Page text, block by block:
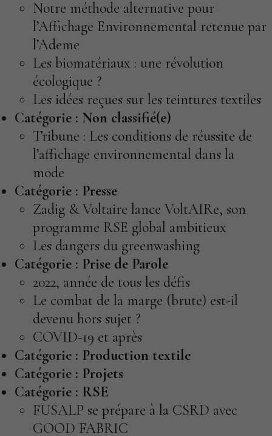
Notre méthode alternative pour
l’Affichage Environnemental retenue par
l’Ademe
Les biomatériaux : une révolution
écologique ?
Les idées reçues sur les teintures textiles
Catégorie : Non classifié(e)
Tribune : Les conditions de réussite de
l’affichage environnemental dans la
mode
Catégorie : Presse
Zadig & Voltaire lance VoltAIRe, son
programme RSE global ambitieux
Les dangers du greenwashing
Catégorie : Prise de Parole
2022, année de tous les défis
Le combat de la marge (brute) est-il
devenu hors sujet ?
COVID-19 et après
Catégorie : Production textile
Catégorie : Projets
Catégorie : RSE
FUSALP se prépare à la CSRD avec
GOOD FABRIC